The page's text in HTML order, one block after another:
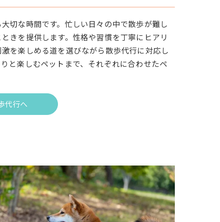
切な時間です。忙しい日々の中で散歩が難し
きを提供します。性格や習慣を丁寧にヒアリ
を楽しめる道を選びながら散歩代行に対応し
と楽しむペットまで、それぞれに合わせたペ
代行へ